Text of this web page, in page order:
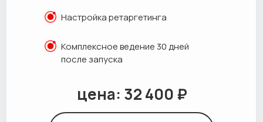
Настройка ретаргетинга
Комплексное ведение 30 дней
после запуска
цена: 32 400 ₽